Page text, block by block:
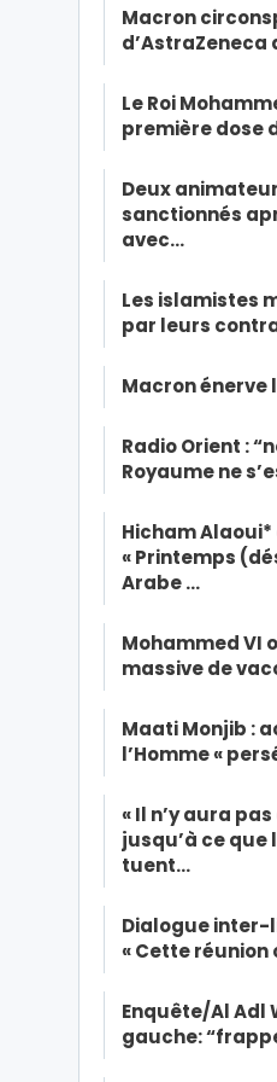
Macron
Le Roi
première dose
Deux
sanctionnés
avec…
Les islamistes
par leurs
Macron énerve
Radio Orient :
Royaume ne
Hicham
« Printemps
Arabe …
Mohammed VI
massive de
Maati Monjib :
l’Homme «
« Il n’y aura
jusqu’à ce
tuent…
Dialogue inter-
« Cette
Enquête/Al Adl
gauche: